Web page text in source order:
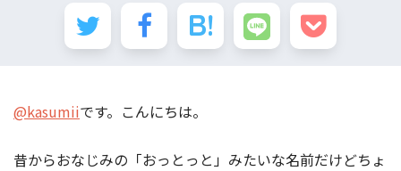
@kasumiiです。こんにちは。
昔からおなじみの「おっとっと」みたいな名前だけどちょ